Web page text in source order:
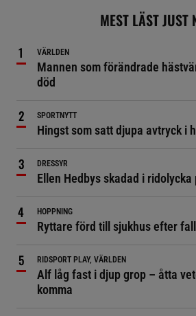
MEST LÄST JUST
VÄRLDEN
Mannen som förändrade
död
SPORTNYTT
Hingst som satt djupa avtryck i
DRESSYR
Ellen Hedbys skadad i ridolycka
HOPPNING
Ryttare förd till sjukhus efter
RIDSPORT PLAY, VÄRLDEN
Alf låg fast i djup grop – åtta
komma